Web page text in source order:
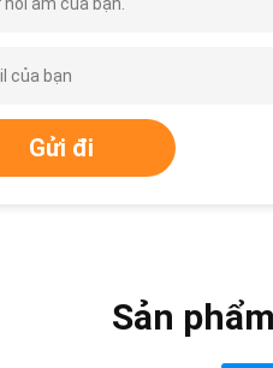
hồi âm của bạn.
Gửi đi
Sản